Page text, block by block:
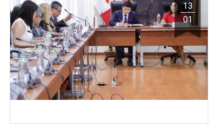
13
01